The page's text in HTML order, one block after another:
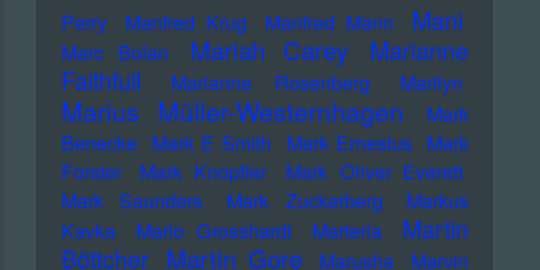
Perry
Manfred Krug Manfred Mann Mani
Marc Bolan Mariah Carey
Marianne
Faithfull
Marianne Rosenberg Marilyn
Marius Müller-Westernhagen
Mark
Benecke Mark E Smith Mark Ernestus Mark
Forster
Mark Knopfler
Mark Oliver Everett
Mark Saunders
Mark Zuckerberg
Markus
Kavka
Marlo Grosshardt Marteria
Martin
Böttcher Martin Gore Marusha
Marvin